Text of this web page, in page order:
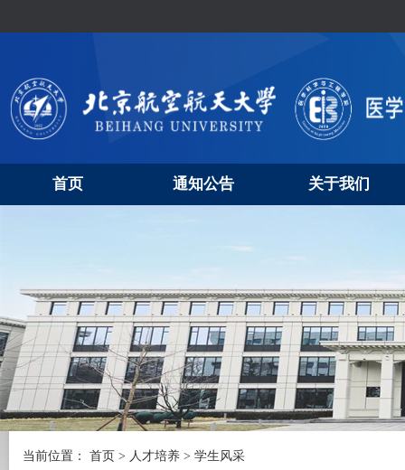
首页 通知公告 关于我们
当前位置： 首页 > 人才培养 > 学生风采